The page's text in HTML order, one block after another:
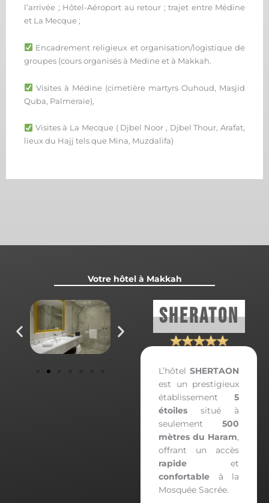
l’arrivée ; Hôtel-Aéroport au retour ; trajet entre Médine
et La Mecque ;
Encadrement religieux et organisation/logistique de
groupes (cours organisés à Medine et à Makkah.
Visites à Médine (cimetière martyrs Ouhoud, Masjid
Quba, Palmeraie),
Visites à La Mecque ( Djbel Noor , Djbel Thour, Arafat,
lieux du Hajj tels que Mina, Muzdalifa)
Votre hôtel à Makkah
SHERATON
L’hôtel SHERTAON
est un prestigieux
établissement 5
étoiles situé à
seulement 500
mètres du Haram,
offrant un accès
rapide et
confortable à la
Mosquée Sacrée.